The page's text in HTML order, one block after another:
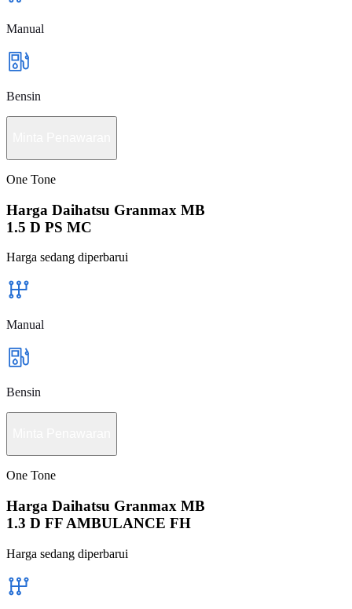
Manual
Bensin
One Tone
Harga Daihatsu Granmax MB
1.5 D PS MC
Harga sedang diperbarui
Manual
Bensin
One Tone
Harga Daihatsu Granmax MB
1.3 D FF AMBULANCE FH
Harga sedang diperbarui